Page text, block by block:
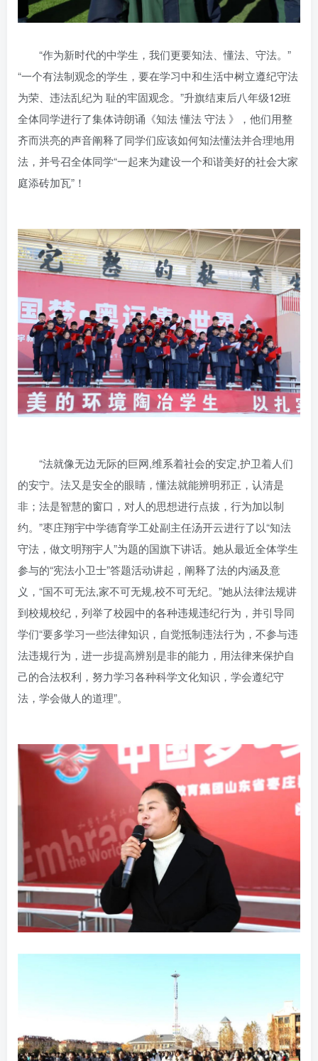
“作为新时代的中学生，我们更要知法、懂法、守法。”
“一个有法制观念的学生，要在学习中和生活中树立遵纪守法
为荣、违法乱纪为 耻的牢固观念。”升旗结束后八年级12班
全体同学进行了集体诗朗诵《知法 懂法 守法 》，他们用整
齐而洪亮的声音阐释了同学们应该如何知法懂法并合理地用
法，并号召全体同学“一起来为建设一个和谐美好的社会大家
庭添砖加瓦”！
“法就像无边无际的巨网,维系着社会的安定,护卫着人们
的安宁。法又是安全的眼睛，懂法就能辨明邪正，认清是
非；法是智慧的窗口，对人的思想进行点拔，行为加以制
约。”枣庄翔宇中学德育学工处副主任汤开云进行了以“知法
守法，做文明翔宇人”为题的国旗下讲话。她从最近全体学生
参与的“宪法小卫士”答题活动讲起，阐释了法的内涵及意
义，“国不可无法,家不可无规,校不可无纪。”她从法律法规讲
到校规校纪，列举了校园中的各种违规违纪行为，并引导同
学们“要多学习一些法律知识，自觉抵制违法行为，不参与违
法违规行为，进一步提高辨别是非的能力，用法律来保护自
己的合法权利，努力学习各种科学文化知识，学会遵纪守
法，学会做人的道理”。